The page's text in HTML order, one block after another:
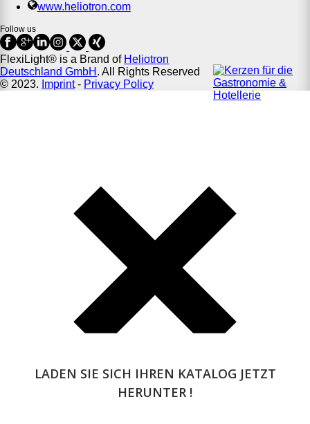
www.heliotron.com
Follow us
FlexiLight® is a Brand of Heliotron
Deutschland GmbH . All Rights Reserved
© 2023. Imprint- Privacy Policy
LADEN SIE SICH IHREN KATALOG JETZT
HERUNTER !